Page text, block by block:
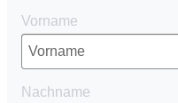
Vorname
Nachname